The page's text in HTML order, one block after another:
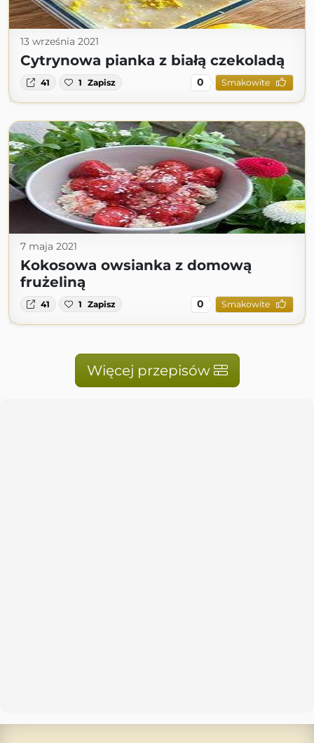
13 września 2021
Cytrynowa pianka z białą czekoladą
41 1 Zapisz 0 Smakowite
7 maja 2021
Kokosowa owsianka z domową
frużeliną
41 1 Zapisz 0 Smakowite
Więcej przepisów